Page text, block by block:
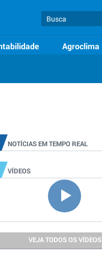
Agroclima
NOTÍCIAS EM TEMPO REAL
VÍDEOS
VEJA TODOS OS VÍDEOS